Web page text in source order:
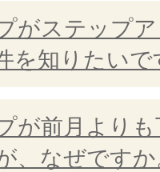
がステップ
を知りたいで
が前月より
、なぜです